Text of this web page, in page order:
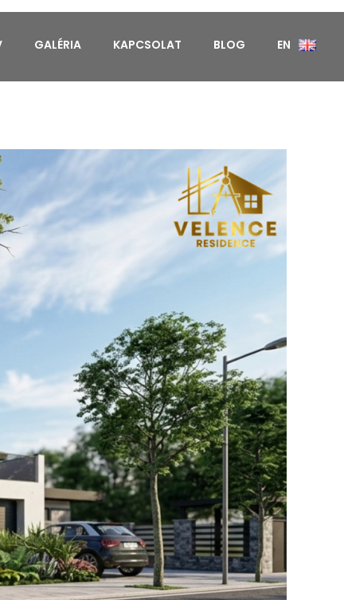
GALÉRIA KAPCSOLAT BLOG EN